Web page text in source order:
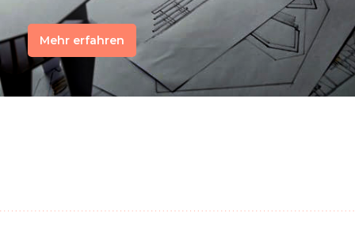
Mehr erfahren